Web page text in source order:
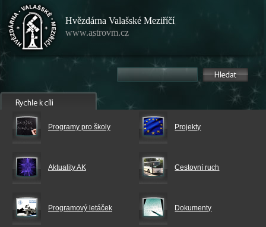
Hvězdárna Valašské Meziříčí
www.astrovm.cz
Programy pro školy Projekty
Aktuality AK Cestovní ruch
Programový letáček Dokumenty